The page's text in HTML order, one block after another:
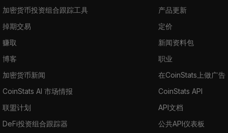
加密货币投资组合跟踪工具
掉期交易
赚取
博客
加密货币新闻
CoinStats AI 市场情报
联盟计划
DeFi投资组合跟踪器
产品更新
定价
新闻资料包
职业
在CoinStats上做广告
CoinStats API
API文档
公共API仪表板